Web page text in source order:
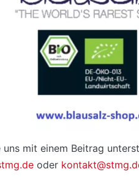
uns mit einem Beitrag
oder